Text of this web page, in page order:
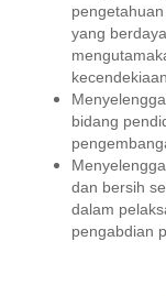
yang
kecendekiaan.
bidang
dan bersih
dalam
pengabdian